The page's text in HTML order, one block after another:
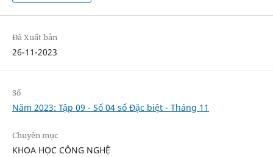
Đã Xuất bản
26-11-2023
Số
Năm 2023: Tập 09 - Số 04 số Đặc biệt - Tháng 11
Chuyên mục
KHOA HỌC CÔNG NGHỆ